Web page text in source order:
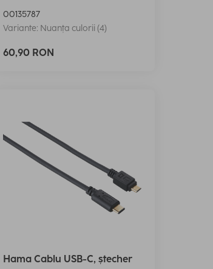
00135787
Variante: Nuanța culorii (4)
60,90 RON
Hama Cablu USB-C, ștecher